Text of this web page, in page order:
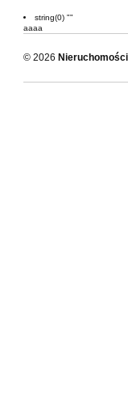
string(0) ""
aaaa
© 2026